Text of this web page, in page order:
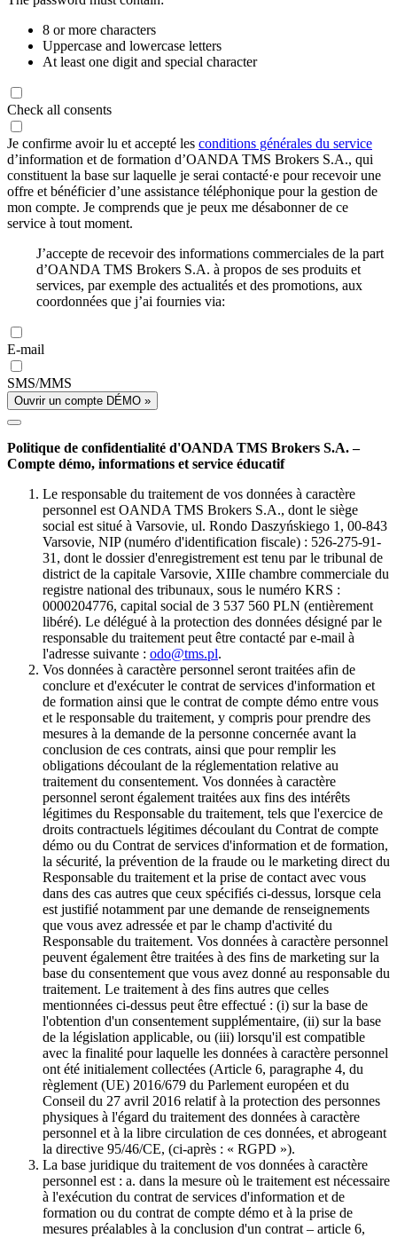
8 or more characters
Uppercase and lowercase letters
At least one digit and special character
Check all consents
Je confirme avoir lu et accepté les conditions générales du service
d’information et de formation d’OANDA TMS Brokers S.A., qui
constituent la base sur laquelle je serai contacté·e pour recevoir une
offre et bénéficier d’une assistance téléphonique pour la gestion de
mon compte. Je comprends que je peux me désabonner de ce
service à tout moment.
J’accepte de recevoir des informations commerciales de la part
d’OANDA TMS Brokers S.A. à propos de ses produits et
services, par exemple des actualités et des promotions, aux
coordonnées que j’ai fournies via:
E-mail
SMS/MMS
Ouvrir un compte DÉMO »
Politique de confidentialité d'OANDA TMS Brokers S.A. –
Compte démo, informations et service éducatif
Le responsable du traitement de vos données à caractère
personnel est OANDA TMS Brokers S.A., dont le siège
social est situé à Varsovie, ul. Rondo Daszyńskiego 1, 00-843
Varsovie, NIP (numéro d'identification fiscale) : 526-275-91-
31, dont le dossier d'enregistrement est tenu par le tribunal de
district de la capitale Varsovie, XIIIe chambre commerciale du
registre national des tribunaux, sous le numéro KRS :
0000204776, capital social de 3 537 560 PLN (entièrement
libéré). Le délégué à la protection des données désigné par le
responsable du traitement peut être contacté par e-mail à
l'adresse suivante : odo@tms.pl.
Vos données à caractère personnel seront traitées afin de
conclure et d'exécuter le contrat de services d'information et
de formation ainsi que le contrat de compte démo entre vous
et le responsable du traitement, y compris pour prendre des
mesures à la demande de la personne concernée avant la
conclusion de ces contrats, ainsi que pour remplir les
obligations découlant de la réglementation relative au
traitement du consentement. Vos données à caractère
personnel seront également traitées aux fins des intérêts
légitimes du Responsable du traitement, tels que l'exercice de
droits contractuels légitimes découlant du Contrat de compte
démo ou du Contrat de services d'information et de formation,
la sécurité, la prévention de la fraude ou le marketing direct du
Responsable du traitement et la prise de contact avec vous
dans des cas autres que ceux spécifiés ci-dessus, lorsque cela
est justifié notamment par une demande de renseignements
que vous avez adressée et par le champ d'activité du
Responsable du traitement. Vos données à caractère personnel
peuvent également être traitées à des fins de marketing sur la
base du consentement que vous avez donné au responsable du
traitement. Le traitement à des fins autres que celles
mentionnées ci-dessus peut être effectué : (i) sur la base de
l'obtention d'un consentement supplémentaire, (ii) sur la base
de la législation applicable, ou (iii) lorsqu'il est compatible
avec la finalité pour laquelle les données à caractère personnel
ont été initialement collectées (Article 6, paragraphe 4, du
règlement (UE) 2016/679 du Parlement européen et du
Conseil du 27 avril 2016 relatif à la protection des personnes
physiques à l'égard du traitement des données à caractère
personnel et à la libre circulation de ces données, et abrogeant
la directive 95/46/CE, (ci-après : « RGPD »).
La base juridique du traitement de vos données à caractère
personnel est : a. dans la mesure où le traitement est nécessaire
à l'exécution du contrat de services d'information et de
formation ou du contrat de compte démo et à la prise de
mesures préalables à la conclusion d'un contrat – article 6,